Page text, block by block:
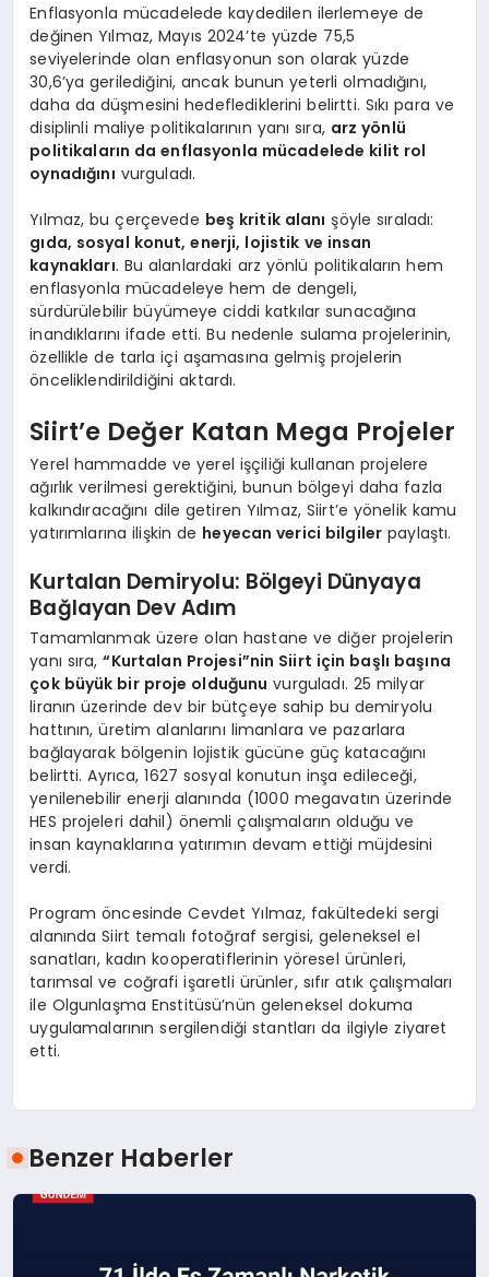
Enflasyonla mücadelede kaydedilen ilerlemeye de
değinen Yılmaz, Mayıs 2024’te yüzde 75,5
seviyelerinde olan enflasyonun son olarak yüzde
30,6’ya gerilediğini, ancak bunun yeterli olmadığını,
daha da düşmesini hedeflediklerini belirtti. Sıkı para ve
disiplinli maliye politikalarının yanı sıra, arz yönlü
politikaların da enflasyonla mücadelede kilit rol
oynadığını vurguladı.
Yılmaz, bu çerçevede beş kritik alanı şöyle sıraladı:
gıda, sosyal konut, enerji, lojistik ve insan
kaynakları. Bu alanlardaki arz yönlü politikaların hem
enflasyonla mücadeleye hem de dengeli,
sürdürülebilir büyümeye ciddi katkılar sunacağına
inandıklarını ifade etti. Bu nedenle sulama projelerinin,
özellikle de tarla içi aşamasına gelmiş projelerin
önceliklendirildiğini aktardı.
Siirt’e Değer Katan Mega Projeler
Yerel hammadde ve yerel işçiliği kullanan projelere
ağırlık verilmesi gerektiğini, bunun bölgeyi daha fazla
kalkındıracağını dile getiren Yılmaz, Siirt’e yönelik kamu
yatırımlarına ilişkin de heyecan verici bilgiler paylaştı.
Kurtalan Demiryolu: Bölgeyi Dünyaya
Bağlayan Dev Adım
Tamamlanmak üzere olan hastane ve diğer projelerin
yanı sıra,“Kurtalan Projesi”nin Siirt için başlı başına
çok büyük bir proje olduğunu vurguladı. 25 milyar
liranın üzerinde dev bir bütçeye sahip bu demiryolu
hattının, üretim alanlarını limanlara ve pazarlara
bağlayarak bölgenin lojistik gücüne güç katacağını
belirtti. Ayrıca, 1627 sosyal konutun inşa edileceği,
yenilenebilir enerji alanında (1000 megavatın üzerinde
HES projeleri dahil) önemli çalışmaların olduğu ve
insan kaynaklarına yatırımın devam ettiği müjdesini
verdi.
Program öncesinde Cevdet Yılmaz, fakültedeki sergi
alanında Siirt temalı fotoğraf sergisi, geleneksel el
sanatları, kadın kooperatiflerinin yöresel ürünleri,
tarımsal ve coğrafi işaretli ürünler, sıfır atık çalışmaları
ile Olgunlaşma Enstitüsü’nün geleneksel dokuma
uygulamalarının sergilendiği stantları da ilgiyle ziyaret
etti.
Benzer Haberler